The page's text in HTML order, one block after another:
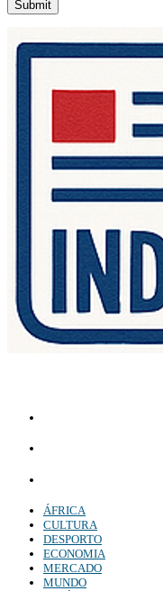
ÁFRICA
CULTURA
DESPORTO
ECONOMIA
MERCADO
MUNDO